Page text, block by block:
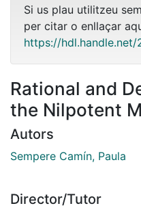
Si us plau utilitzeu
per citar o enllaçar
https://
Rational and
the Nilpotent
Autors
Sempere Camín, Paula
Director/Tutor